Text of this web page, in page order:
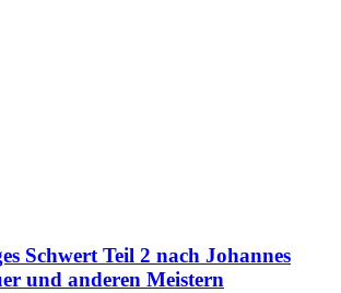
Schwert Teil 2 nach Johannes
und anderen Meistern